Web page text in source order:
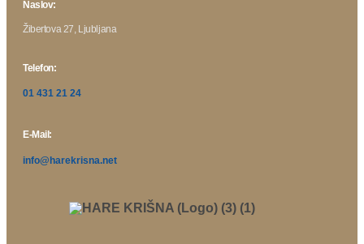
Naslov:
Žibertova 27, Ljubljana
Telefon:
01 431 21 24
E-Mail:
info@harekrisna.net